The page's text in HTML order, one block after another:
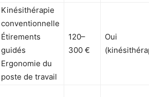
Kinésithérapie
conventionnelle
Étirements
guidés
Ergonomie du
poste de travail
120–
300 €
Oui